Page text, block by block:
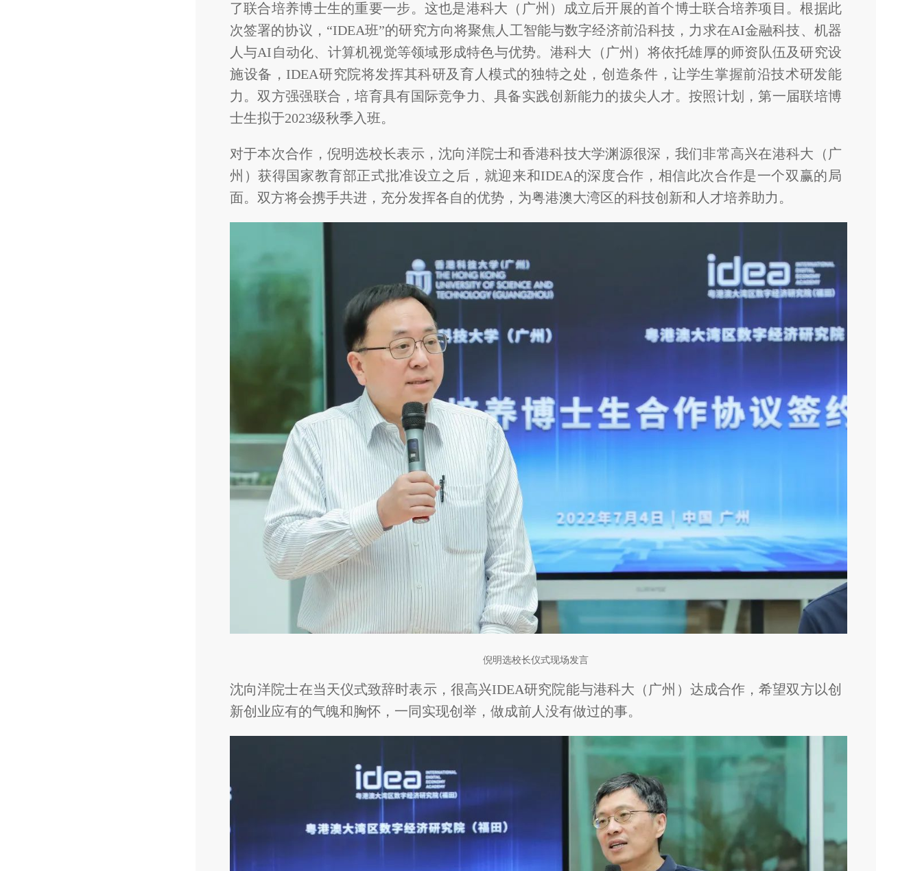
了联合培养博士生的重要一步。这也是港科大（广州）成立后开展的首个博士联合培养项目。根据此
次签署的协议，“IDEA班”的研究方向将聚焦人工智能与数字经济前沿科技，力求在AI金融科技、机器
人与AI自动化、计算机视觉等领域形成特色与优势。港科大（广州）将依托雄厚的师资队伍及研究设
施设备，IDEA研究院将发挥其科研及育人模式的独特之处，创造条件，让学生掌握前沿技术研发能
力。双方强强联合，培育具有国际竞争力、具备实践创新能力的拔尖人才。按照计划，第一届联培博
士生拟于2023级秋季入班。
对于本次合作，倪明选校长表示，沈向洋院士和香港科技大学渊源很深，我们非常高兴在港科大（广
州）获得国家教育部正式批准设立之后，就迎来和IDEA的深度合作，相信此次合作是一个双赢的局
面。双方将会携手共进，充分发挥各自的优势，为粤港澳大湾区的科技创新和人才培养助力。
倪明选校长仪式现场发言
沈向洋院士在当天仪式致辞时表示，很高兴IDEA研究院能与港科大（广州）达成合作，希望双方以创
新创业应有的气魄和胸怀，一同实现创举，做成前人没有做过的事。